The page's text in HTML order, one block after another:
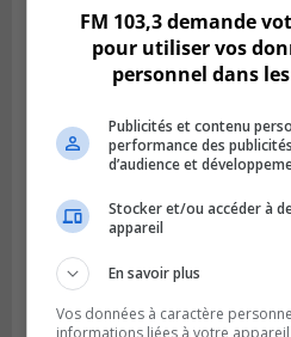
Publié le 4 août 2026 à 13h18
Des fromages de la
rappelés par l’ACIA
FM 103,3 demande
pour utiliser vos
personnel dans
Publicités et contenu
performance des
d’audience et
Stocker et/ou accéder à
appareil
En savoir plus
Vos données à caractère
informations liées à votre